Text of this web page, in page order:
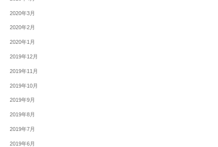
2020年3月
2020年2月
2020年1月
2019年12月
2019年11月
2019年10月
2019年9月
2019年8月
2019年7月
2019年6月